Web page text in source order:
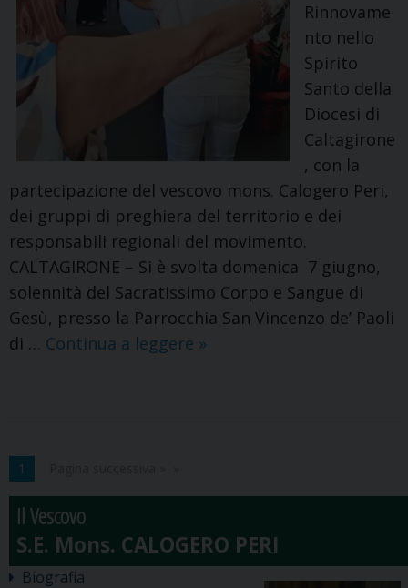
Rinnovame
nto nello
Spirito
Santo della
Diocesi di
Caltagirone
, con la
partecipazione del vescovo mons. Calogero Peri,
dei gruppi di preghiera del territorio e dei
responsabili regionali del movimento.
CALTAGIRONE – Si è svolta domenica 7 giugno,
solennità del Sacratissimo Corpo e Sangue di
Gesù, presso la Parrocchia San Vincenzo de’ Paoli
di … Continua a leggere Rinnovamento
la
diocesana
»
1
Il Vescovo
Biografia